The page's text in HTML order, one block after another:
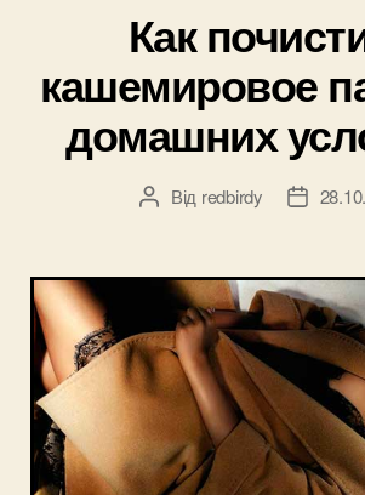
Как
кашемировое
домашних
Автор
Від redbirdy
Дата